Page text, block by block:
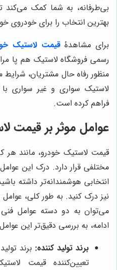
بی‌طرفانه، به شما کمک می‌کند
بهترین انتخاب را برای خودروی
برای مشاهدۀ قیمت لاستیک
رسمی فروشگاه لاستیک هم پا
منظور رفاه حال مشتریان، شرایط
لاستیک سواری و غیر سواری با
فراهم کرده است.
عوامل موثر بر قیمت
قیمت لاستیک خودرو، مانند هر
مختلفی قرار دارد. درک این
انتخابی هوشمندانه‌تر داشته
نیز درک کنید. به طور کلی،
می‌توان به دو دسته عوامل فنی
ادامه، به بررسی دقیق‌تر این
برند تولید کننده: برند
تعیین‌کننده قیمت